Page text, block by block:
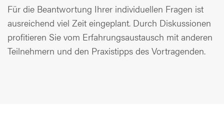
Für die Beantwortung Ihrer individuellen Fragen ist
ausreichend viel Zeit eingeplant. Durch Diskussionen
profitieren Sie vom Erfahrungsaustausch mit anderen
Teilnehmern und den Praxistipps des Vortragenden.